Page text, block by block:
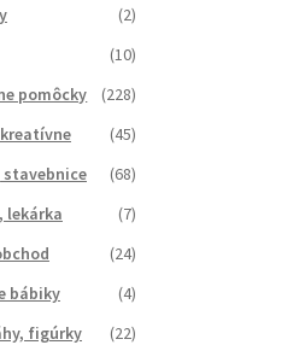
(2)
(10)
pomôcky
(228)
(45)
stavebnice
(68)
lekárka
(7)
(24)
bábiky
(4)
figúrky
(22)